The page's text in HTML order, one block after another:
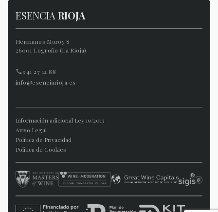
ESENCIA RIOJA
Hermanos Moroy 8
26001 Logroño (La Rioja)
941 27 12 88
info@esenciarioja.es
Información adicional Ley 19/2013
Aviso Legal
Política de Privacidad
Política de Cookies